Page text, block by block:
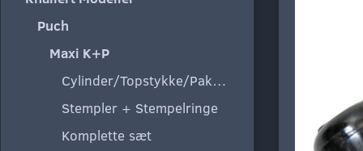
Puch
Maxi K+P
Cylinder/Topstykke/Pakning
Stempler + Stempelringe
Komplette sæt